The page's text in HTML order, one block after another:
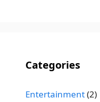
Categories
Entertainment(2)